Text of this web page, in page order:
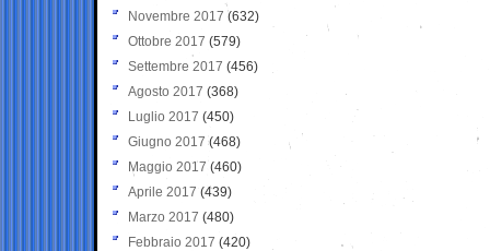
Novembre 2017 (632)
Ottobre 2017 (579)
Settembre 2017 (456)
Agosto 2017 (368)
Luglio 2017 (450)
Giugno 2017 (468)
Maggio 2017 (460)
Aprile 2017 (439)
Marzo 2017 (480)
Febbraio 2017 (420)